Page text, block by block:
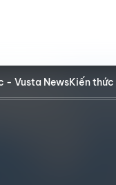
- Vusta NewsKiến